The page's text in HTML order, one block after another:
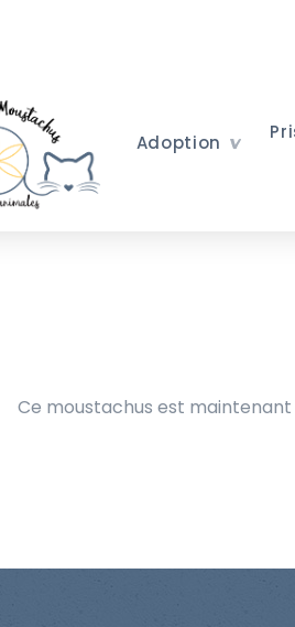
Adoption
Ce moustachus est